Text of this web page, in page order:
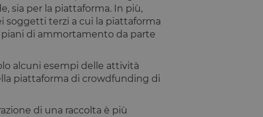
sia per la piattaforma. In più,
soggetti terzi a cui la piattaforma
di ammortamento da parte
alcuni esempi delle attività
piattaforma di crowdfunding di
di una raccolta è più
un'istanza
PHP. Si tratta di
per un utente